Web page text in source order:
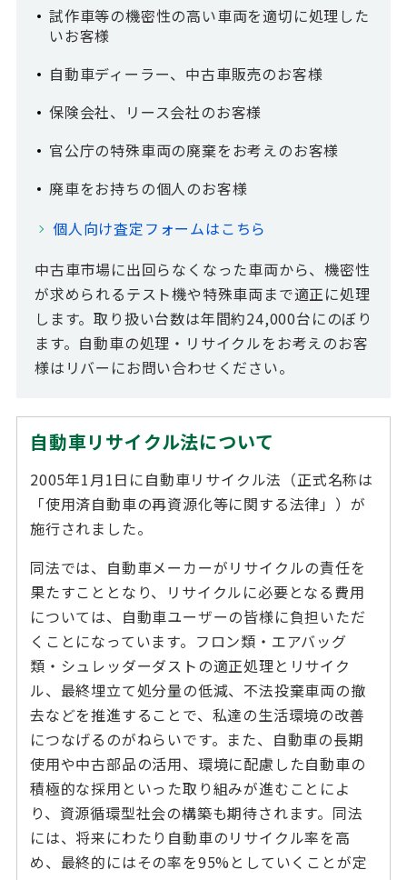
試作車等の機密性の高い車両を適切に処理した
いお客様
自動車ディーラー、中古車販売のお客様
保険会社、リース会社のお客様
官公庁の特殊車両の廃棄をお考えのお客様
廃車をお持ちの個人のお客様
個人向け査定フォームはこちら
中古車市場に出回らなくなった車両から、機密性
が求められるテスト機や特殊車両まで適正に処理
します。取り扱い台数は年間約24,000台にのぼり
ます。自動車の処理・リサイクルをお考えのお客
様はリバーにお問い合わせください。
自動車リサイクル法について
2005年1月1日に自動車リサイクル法（正式名称は
「使用済自動車の再資源化等に関する法律」）が
施行されました。
同法では、自動車メーカーがリサイクルの責任を
果たすこととなり、リサイクルに必要となる費用
については、自動車ユーザーの皆様に負担いただ
くことになっています。フロン類・エアバッグ
類・シュレッダーダストの適正処理とリサイク
ル、最終埋立て処分量の低減、不法投棄車両の撤
去などを推進することで、私達の生活環境の改善
につなげるのがねらいです。また、自動車の長期
使用や中古部品の活用、環境に配慮した自動車の
積極的な採用といった取り組みが進むことによ
り、資源循環型社会の構築も期待されます。同法
には、将来にわたり自動車のリサイクル率を高
め、最終的にはその率を95%としていくことが定